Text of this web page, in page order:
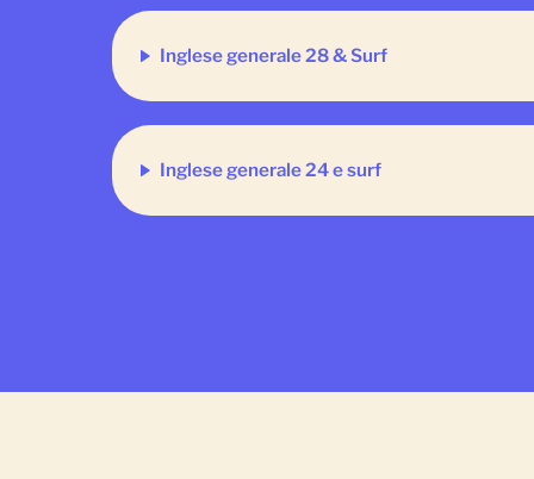
Inglese generale 28 & Surf
Inglese generale 24 e surf